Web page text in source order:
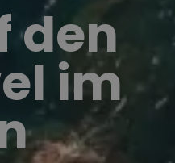
den
im